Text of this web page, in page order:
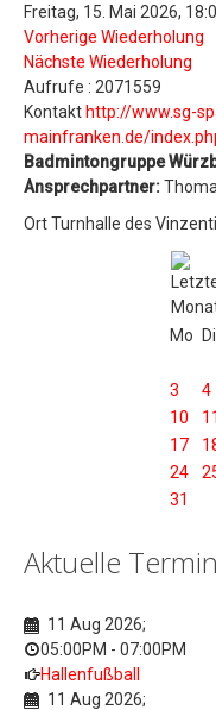
Freitag, 15. Mai 2026,
Vorherige Wiederholung
Nächste Wiederholung
Aufrufe : 2071559
Kontakthttp://www.sg-
mainfranken.de/
Badmintongruppe
Ansprechpartner:
OrtTurnhalle des
Mo Di
3
4
10
11
17
24
31
Aktuelle
11 Aug 2026;
05:00PM - 07:00PM
Hallenfußball
11 Aug 2026;